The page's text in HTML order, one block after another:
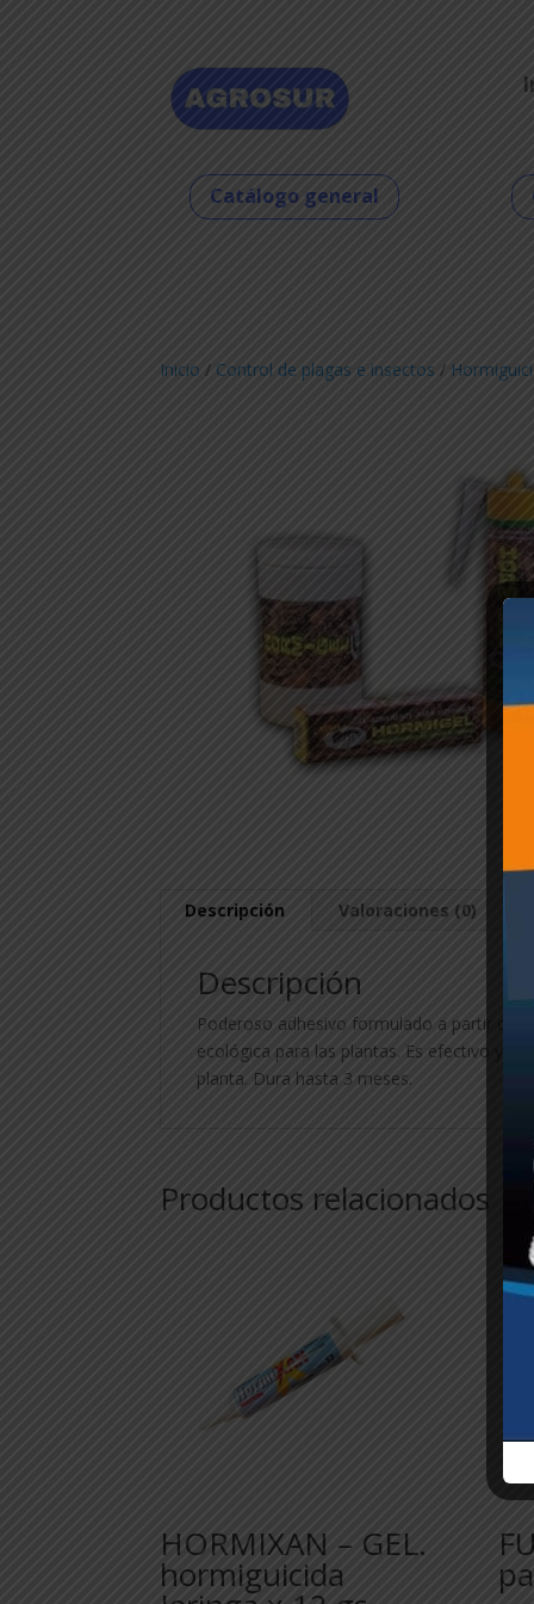
Catálogo general
Inicio / Control de plagas e insectos /
Descripción Valoraciones (0)
Descripción
Poderoso adhesivo formulado a partir de
ecológica para las plantas. Es efectivo y
planta. Dura hasta 3 meses.
Productos relacionados
HORMIXAN – GEL.
hormiguicida